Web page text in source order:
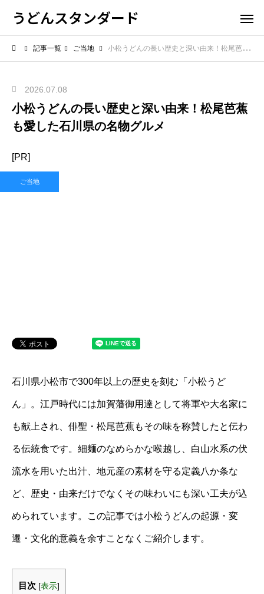
うどんスタンダード
記事一覧 ご当地 小松うどんの長い歴史と深い由来！松尾芭蕉も愛した石川県の名物グルメ
2026.07.08
小松うどんの長い歴史と深い由来！松尾芭蕉
も愛した石川県の名物グルメ
[PR]
ご当地
石川県小松市で300年以上の歴史を刻む「小松うど
ん」。江戸時代には加賀藩御用達として将軍や大名家に
も献上され、俳聖・松尾芭蕉もその味を称賛したと伝わ
る伝統食です。細麺のなめらかな喉越し、白山水系の伏
流水を用いた出汁、地元産の素材を守る定義八か条な
ど、歴史・由来だけでなくその味わいにも深い工夫が込
められています。この記事では小松うどんの起源・変
遷・文化的意義を余すことなくご紹介します。
目次 [表示]